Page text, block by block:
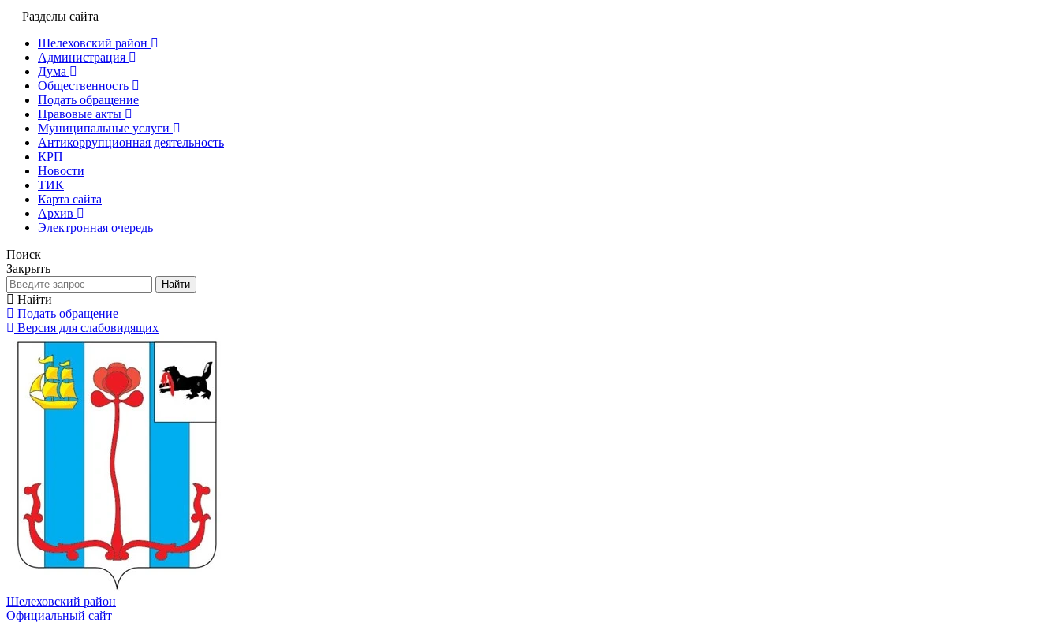
Разделы сайта
Шелеховский район
Администрация
Дума
Общественность
Подать обращение
Правовые акты
Муниципальные услуги
Антикоррупционная деятельность
КРП
Новости
ТИК
Карта сайта
Архив
Электронная очередь
Поиск
Закрыть
Найти
Найти
Подать обращение
Версия для слабовидящих
Шелеховский район
Официальный сайт